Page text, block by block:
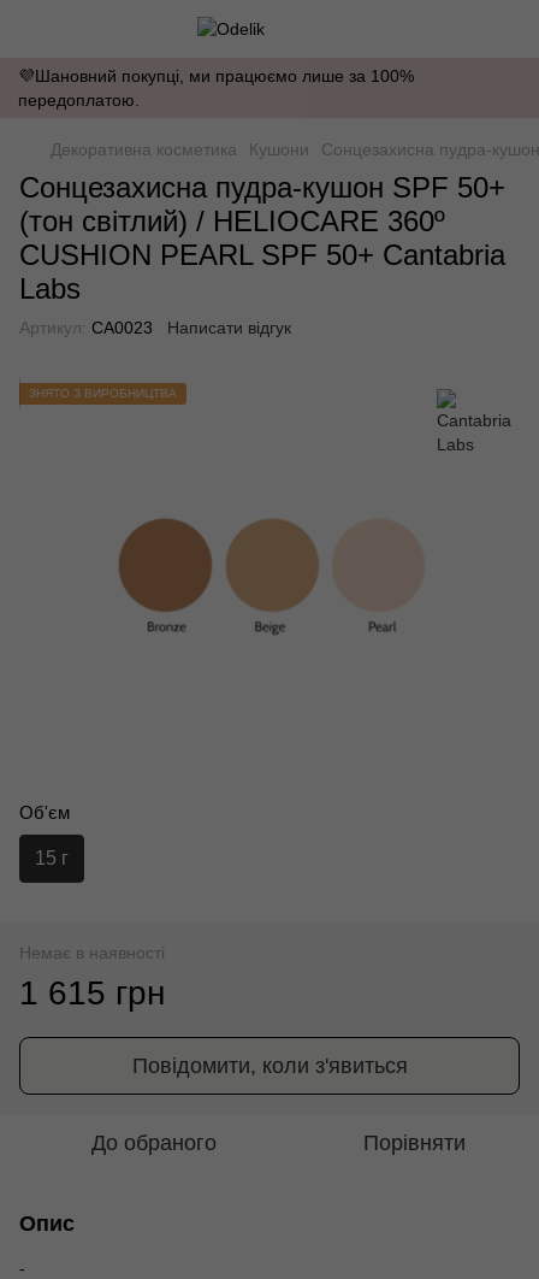
💜Шановний покупці, ми працюємо лише за 100%
передоплатою.
Декоративна косметика Кушони Сонцезахисна пудра-
Сонцезахисна пудра-кушон SPF 50+
(тон світлий) / HELIOCARE 360º
CUSHION PEARL SPF 50+ Cantabria
Labs
Артикул: CA0023 Написати відгук
ЗНЯТО З ВИРОБНИЦТВА
Об'єм
15 г
Немає в наявності
1 615 грн
Повідомити, коли з'явиться
До обраного Порівняти
Опис
-